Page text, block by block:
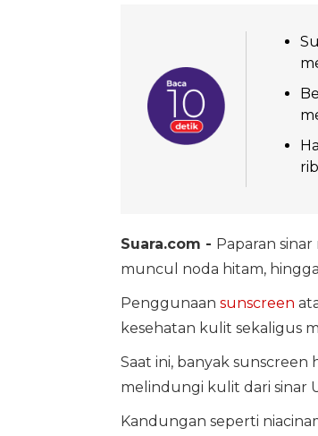
Suara.com - Paparan
muncul noda hitam,
Penggunaan sunscreen
kesehatan kulit sekaligus
Saat ini, banyak
melindungi kulit dari sinar
Kandungan seperti